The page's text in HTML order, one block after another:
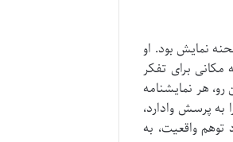
نمایش بود. او
مکانی برای تفکر
هر نمایشنامه
به پرسش وادارد،
واقعیت، به